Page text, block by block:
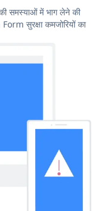
समस्याओं में भाग लेने की
सुरक्षा कमजोरियों का